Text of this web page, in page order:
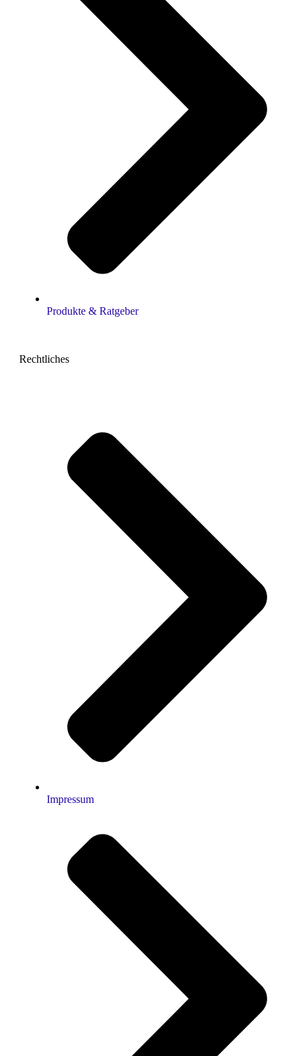
Produkte & Ratgeber
Rechtliches
Impressum